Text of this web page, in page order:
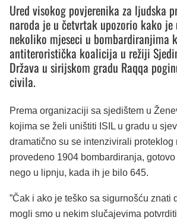
Ured visokog povjerenika za ljudska
naroda je u četvrtak upozorio kako
nekoliko mjeseci u bombardiranjima
antiteroristička koalicija u režiji
Država u sirijskom gradu Raqqa
civila.
Prema organizaciji sa sjedištem u
kojima se želi uništiti ISIL u gradu u
dramatično su se intenzivirali proteklog
provedeno 1904 bombardiranja,
nego u lipnju, kada ih je bilo 645.
”Čak i ako je teško sa sigurnošću znati
mogli smo u nekim slučajevima